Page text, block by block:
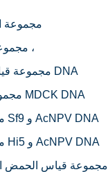
مجموعة
مجموعة الكمية المتبقية فيرو ،
مجموعة قياس الكمية المتبقية من DNA
مجموعة الكمية المتبقية من MDCK DNA
مجموعة الكمية المتبقية Sf9 و AcNPV DNA
مجموعة الكمية المتبقية Hi5 و AcNPV DNA
مجموعة قياس الحمض